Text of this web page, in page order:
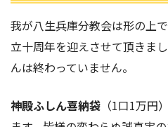
我が八生兵庫分教会は形の上
立十周年を迎えさせて頂きま
んは終わっていません。
神殿ふしん喜納袋 （1口1万円